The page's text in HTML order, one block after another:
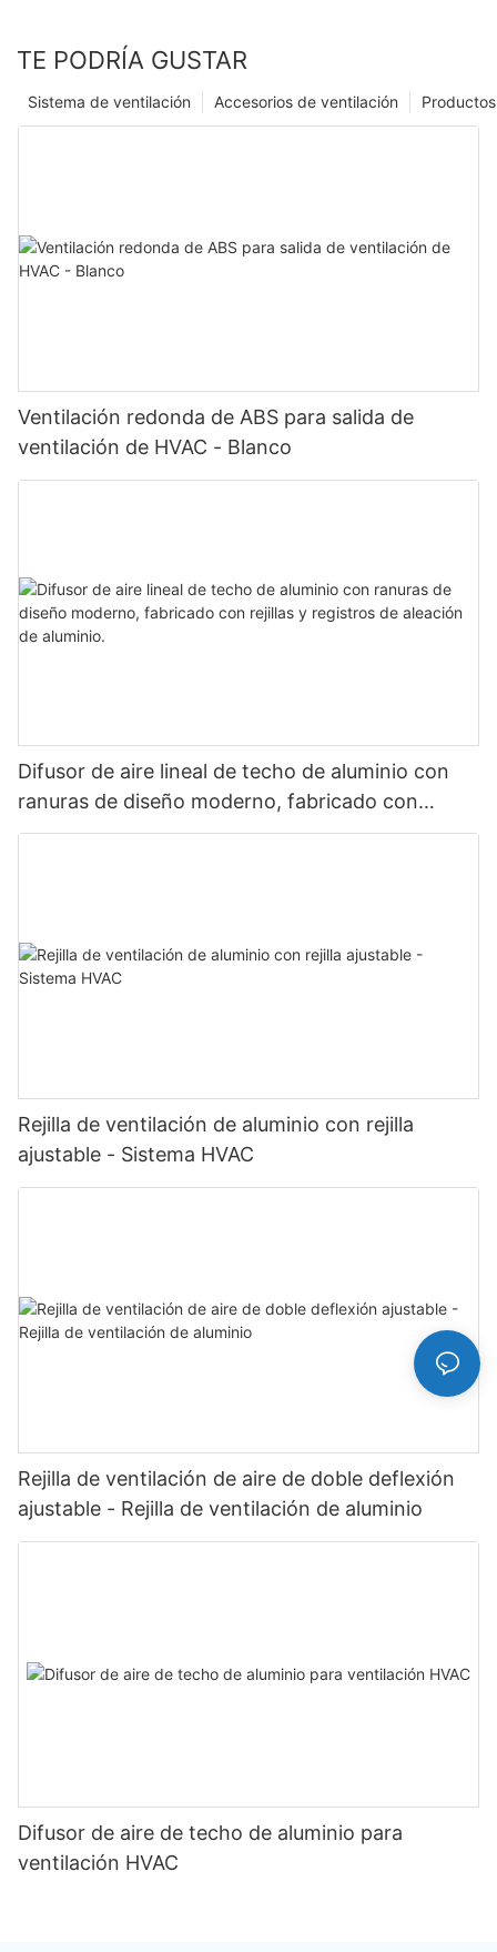
TE PODRÍA GUSTAR
Productos
Accesorios de ventilación
Sistema de ventilación
Ventilación redonda de ABS para salida de
ventilación de HVAC - Blanco
Difusor de aire lineal de techo de aluminio con
ranuras de diseño moderno, fabricado con
rejillas y registros de aleación de aluminio.
Rejilla de ventilación de aluminio con rejilla
ajustable - Sistema HVAC
Rejilla de ventilación de aire de doble deflexión
ajustable - Rejilla de ventilación de aluminio
Difusor de aire de techo de aluminio para
ventilación HVAC